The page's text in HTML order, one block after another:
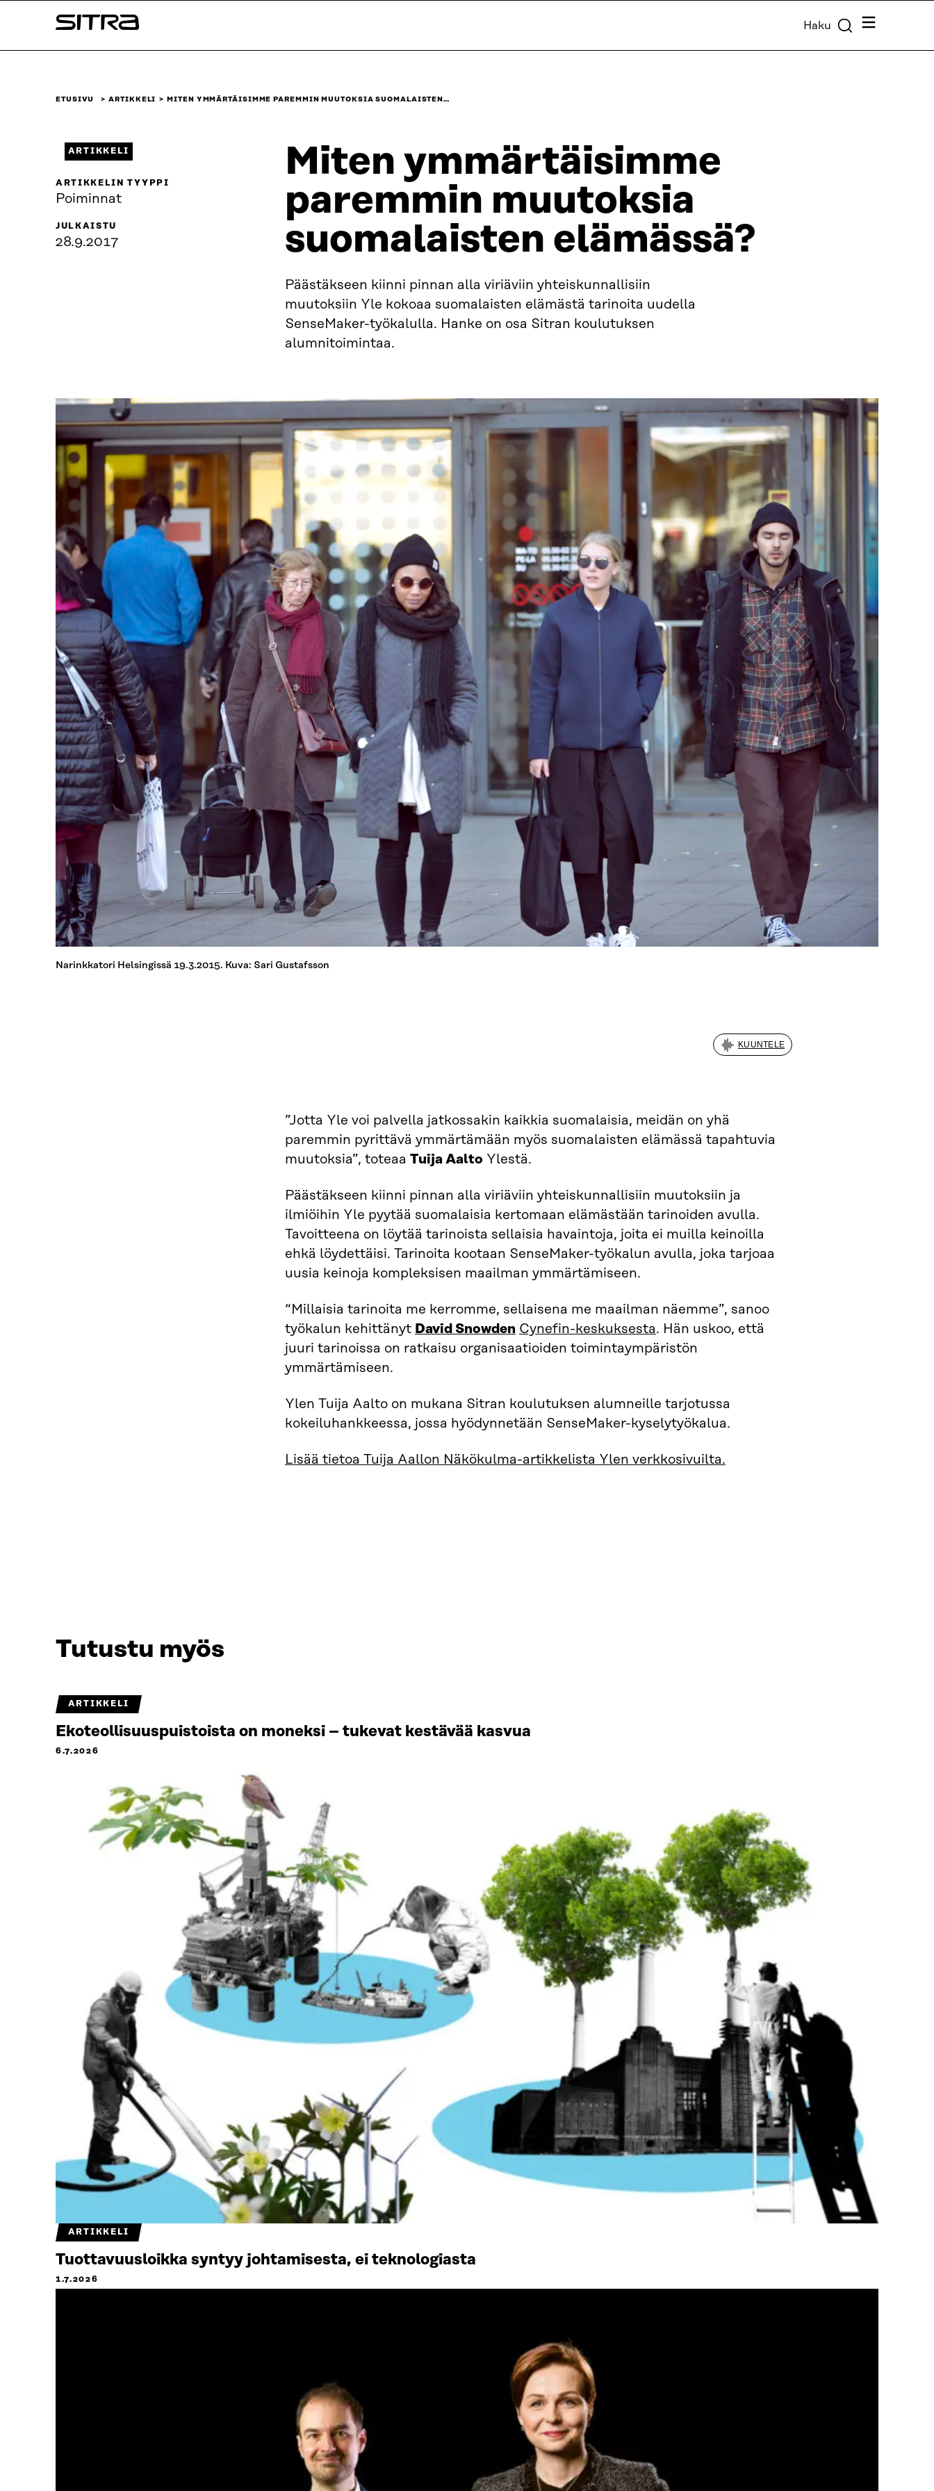
sisältöön
Sitra Haku Valikko
ETUSIVU ARTIKKELI MITEN YMMÄRTÄISIMME PAREMMIN MUUTOKSIA SUOMALAISTEN…
Miten ymmärtäisimme
paremmin muutoksia
suomalaisten elämässä?
Päästäkseen kiinni pinnan alla viriäviin yhteiskunnallisiin
muutoksiin Yle kokoaa suomalaisten elämästä tarinoita uudella
SenseMaker-työkalulla. Hanke on osa Sitran koulutuksen
alumnitoimintaa.
ARTIKKELI
ARTIKKELIN TYYPPI
Poiminnat
JULKAISTU
28.9.2017
Narinkkatori Helsingissä 19.3.2015. Kuva: Sari Gustafsson
KUUNTELE
”Jotta Yle voi palvella jatkossakin kaikkia suomalaisia, meidän on yhä
paremmin pyrittävä ymmärtämään myös suomalaisten elämässä tapahtuvia
muutoksia”, toteaa Tuija Aalto Ylestä.
Päästäkseen kiinni pinnan alla viriäviin yhteiskunnallisiin muutoksiin ja
ilmiöihin Yle pyytää suomalaisia kertomaan elämästään tarinoiden avulla.
Tavoitteena on löytää tarinoista sellaisia havaintoja, joita ei muilla keinoilla
ehkä löydettäisi. Tarinoita kootaan SenseMaker-työkalun avulla, joka tarjoaa
uusia keinoja kompleksisen maailman ymmärtämiseen.
“Millaisia tarinoita me kerromme, sellaisena me maailman näemme”, sanoo
työkalun kehittänyt David Snowden Cynefin-keskuksesta. Hän uskoo, että
juuri tarinoissa on ratkaisu organisaatioiden toimintaympäristön
ymmärtämiseen.
Ylen Tuija Aalto on mukana Sitran koulutuksen alumneille tarjotussa
kokeiluhankkeessa, jossa hyödynnetään SenseMaker-kyselytyökalua.
Lisää tietoa Tuija Aallon Näkökulma-artikkelista Ylen verkkosivuilta.
Tutustu myös
ARTIKKELI
Ekoteollisuuspuistoista on moneksi – tukevat kestävää kasvua
6.7.2026
ARTIKKELI
Tuottavuusloikka syntyy johtamisesta, ei teknologiasta
1.7.2026